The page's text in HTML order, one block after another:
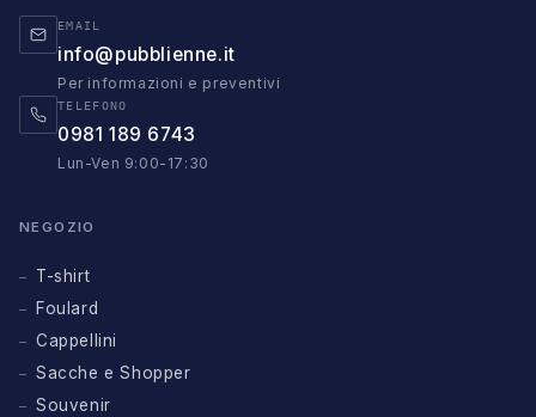
EMAIL
info@pubblienne.it
Per informazioni e preventivi
TELEFONO
0981 189 6743
Lun-Ven 9:00-17:30
NEGOZIO
T-shirt
Foulard
Cappellini
Sacche e Shopper
Souvenir